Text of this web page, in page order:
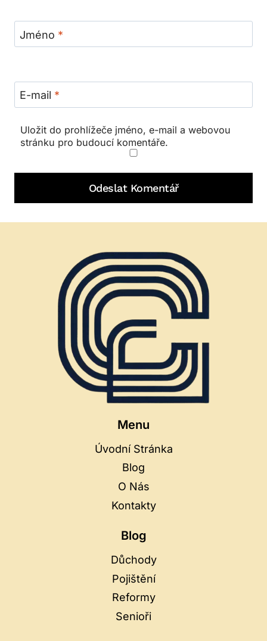
Jméno *
E-mail *
Uložit do prohlížeče jméno, e-mail a webovou
stránku pro budoucí komentáře.
Menu
Úvodní Stránka
Blog
O Nás
Kontakty
Blog
Důchody
Pojištění
Reformy
Senioři